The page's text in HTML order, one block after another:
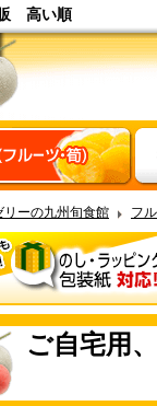
高い順
リーの九州旬食館 フ
ご自宅用